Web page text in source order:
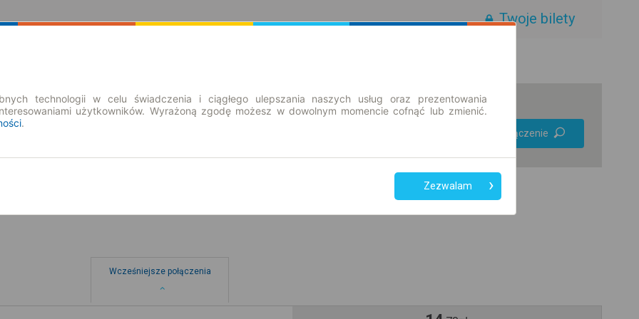
Twoje bilety
Znajdź połączenie
Wcześniejsze połączenia
technologii w celu świadczenia i ciągłego ulepszania naszych usług oraz prezentowania
użytkowników. Wyrażoną zgodę możesz w dowolnym momencie cofnąć lub zmienić.
.
Zezwalam